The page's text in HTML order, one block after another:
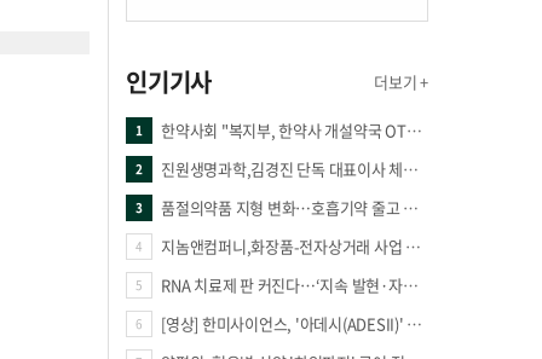
인기기사 더보기 +
1 한약사회 "복지부, 한약사 개설약국 OTC 공급 방해 더는 방관 말아야"
2 진원생명과학,김경진 단독 대표이사 체제 돌입
3 품절의약품 지형 변화…호흡기약 줄고 만성질환 복합제 늘었다
4 지놈앤컴퍼니,화장품-전자상거래 사업 진출
5 RNA 치료제 판 커진다…‘지속 발현·자가증폭·단백질 복원’ 경쟁
6 [영상] 한미사이언스, '아데시(ADESII)' 앞세워 더마 시장 판도 바꾼다